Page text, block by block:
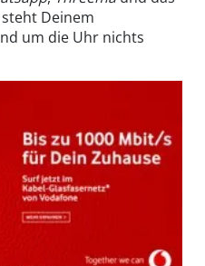
Deinem
um die Uhr nichts